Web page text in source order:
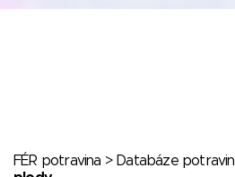
FÉR potravina > Databáze potravin